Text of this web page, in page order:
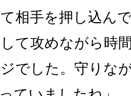
相手を押し込ん
て攻めながら時
でした。守りな